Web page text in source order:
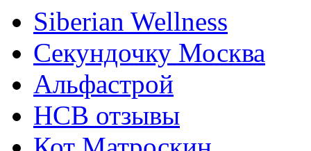
Siberian Wellness
Секундочку Москва
Альфастрой
НСВ отзывы